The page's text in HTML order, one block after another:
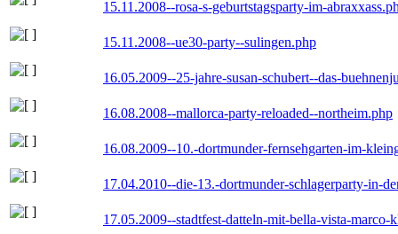
15.11.2008--rosa-s-geburtstagsparty-im-
15.11.2008--ue30-party--sulingen.php
16.05.2009--25-jahre-susan-schubert--das-
16.08.2008--mallorca-party-reloaded--northeim.php
16.08.2009--10.-dortmunder-fernsehgarten-im-
17.04.2010--die-13.-dortmunder-schlagerparty-in-
17.05.2009--stadtfest-datteln-mit-bella-vista-marco-